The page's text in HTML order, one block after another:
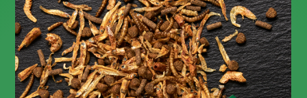
L'assortimento comprende i seguenti prodotti:
REPTILE MIXED Carnivor